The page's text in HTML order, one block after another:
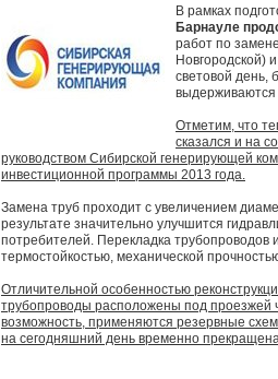
В рамках
Барнауле
работ по
Новгородской)
световой день,
выдерживаются
Отметим, что
сказался и на
руководством Сибирской генерирующей
инвестиционной программы 2013 года.
Замена труб проходит с увеличением
результате значительно улучшится
потребителей. Перекладка
термостойкостью, механической
Отличительной особенностью
трубопроводы расположены под проезжей
возможность, применяются резервные
на сегодняшний день временно